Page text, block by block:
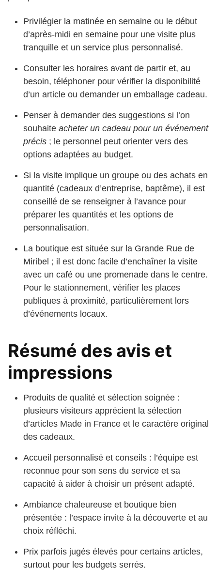
Privilégier la matinée en semaine ou le début
d’après-midi en semaine pour une visite plus
tranquille et un service plus personnalisé.
Consulter les horaires avant de partir et, au
besoin, téléphoner pour vérifier la disponibilité
d’un article ou demander un emballage cadeau.
Penser à demander des suggestions si l’on
souhaite acheter un cadeau pour un événement
précis ; le personnel peut orienter vers des
options adaptées au budget.
Si la visite implique un groupe ou des achats en
quantité (cadeaux d’entreprise, baptême), il est
conseillé de se renseigner à l’avance pour
préparer les quantités et les options de
personnalisation.
La boutique est située sur la Grande Rue de
Miribel ; il est donc facile d’enchaîner la visite
avec un café ou une promenade dans le centre.
Pour le stationnement, vérifier les places
publiques à proximité, particulièrement lors
d’événements locaux.
Résumé des avis et
impressions
Produits de qualité et sélection soignée :
plusieurs visiteurs apprécient la sélection
d’articles Made in France et le caractère original
des cadeaux.
Accueil personnalisé et conseils : l’équipe est
reconnue pour son sens du service et sa
capacité à aider à choisir un présent adapté.
Ambiance chaleureuse et boutique bien
présentée : l’espace invite à la découverte et au
choix réfléchi.
Prix parfois jugés élevés pour certains articles,
surtout pour les budgets serrés.